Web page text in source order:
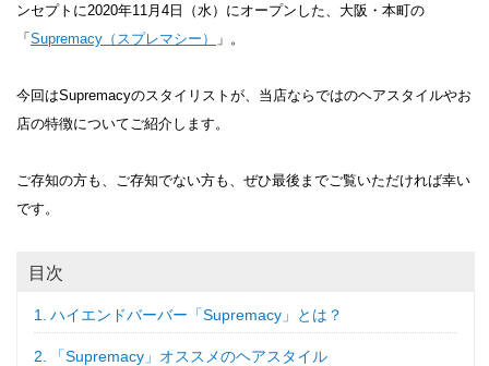
ンセプトに2020年11月4日（水）にオープンした、大阪・本町の
「 Supremacy（スプレマシー） 」。
今回はSupremacyのスタイリストが、当店ならではのヘアスタイルやお
店の特徴についてご紹介します。
ご存知の方も、ご存知でない方も、ぜひ最後までご覧いただければ幸い
です。
目次
ハイエンドバーバー「Supremacy」とは？
「Supremacy」オススメのヘアスタイル